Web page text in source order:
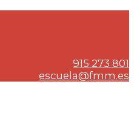
915 273 801
escuela@fmm.es